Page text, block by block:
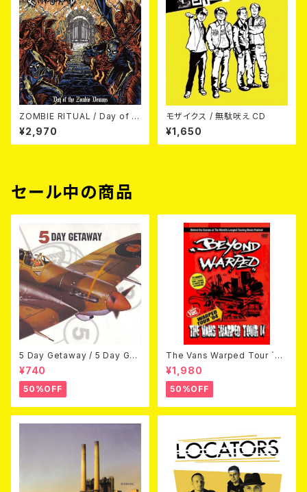
ZOMBIE RITUAL / Day of th
e Zombie Demons
¥2,970
モザイクス / 無駄吠え CD
¥1,650
セール中の商品
5 Day Getaway / 5 Day Get
away (CDEP)
¥740
50%OFF
The Vans Warped Tour `04
Beyond Warped (国内盤DV
D)
¥1,980
50%OFF